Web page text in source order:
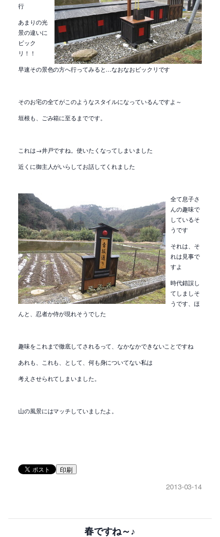
行
あまりの光
景の違いに
ビック
リ！！
早速その景色の方へ行ってみると…なおなおビックリです
そのお宅の全てがこのようなスタイルになっているんですよ～
垣根も、ごみ箱に至るまでです。
これは→井戸ですね。使いたくなってしまいました
近くに御主人がいらしてお話してくれました
全て息子さ
んの趣味で
しているそ
うです
それは、そ
れは見事で
すよ
時代錯誤し
てしましそ
うです、ほ
んと、忍者か侍が現れそうでした
趣味をこれまで徹底してされるって、なかなかできないことですね
あれも、これも、として、何も身についてない私は
考えさせられてしまいました。
山の風景にはマッチしていましたよ。
印刷
2013-03-14
春ですね～♪